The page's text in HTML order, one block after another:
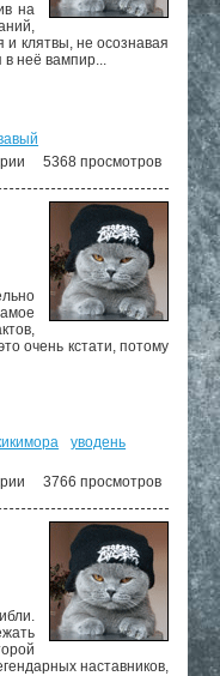
на
и клятвы, не осознавая
в неё вампир...
некроманта" - 1)
5368 просмотров
очень кстати, потому
уводень
3766 просмотров
наставников,